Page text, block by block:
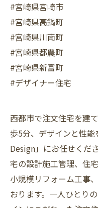
#宮崎県宮崎市
#宮崎県高鍋町
#宮崎県川南町
#宮崎県都農町
#宮崎県新富町
#デザイナー住宅
西都市で注文住宅を建
歩5分、デザインと性
Design」にお任せくだ
宅の設計施工管理、住
小規模リフォーム工事
おります。一人ひとり